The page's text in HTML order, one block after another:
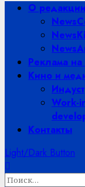
PrimaryО редакции
Реклама на
Кино и
Work-
Контакты
Light/Dark Button
Найти: